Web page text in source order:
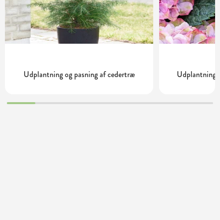
Udplantning og pasning af cedertræ Udplantning